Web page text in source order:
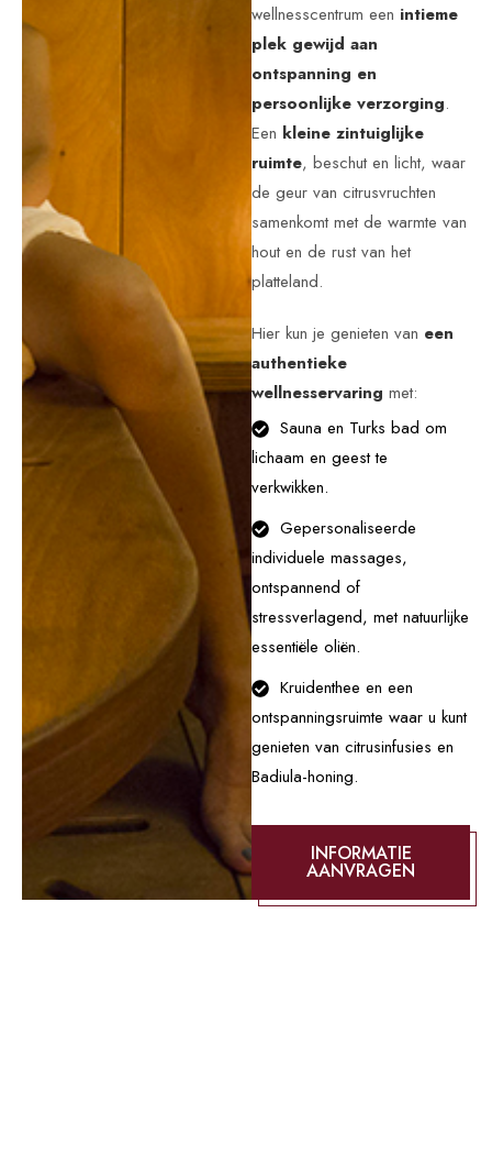
wellnesscentrum een intieme
plek gewijd aan
ontspanning en
persoonlijke verzorging.
Een kleine zintuiglijke
ruimte, beschut en licht, waar
de geur van citrusvruchten
samenkomt met de warmte van
hout en de rust van het
platteland.
Hier kun je genieten van een
authentieke
wellnesservaring met:
Sauna en Turks bad om
lichaam en geest te
verkwikken.
Gepersonaliseerde
individuele massages,
ontspannend of
stressverlagend, met natuurlijke
essentiële oliën.
Kruidenthee en een
ontspanningsruimte waar u kunt
genieten van citrusinfusies en
Badiula-honing.
INFORMATIE
AANVRAGEN